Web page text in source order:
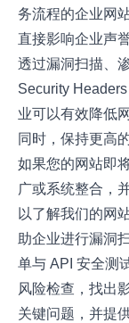
务流程的企业网
直接影响企业声
透过漏洞扫描、
Security
业可以有效降低
同时，保持更高
如果您的网站即
广或系统整合，
以了解我们的网
助企业进行漏洞
单与 API 安全测
风险检查，找出
关键问题，并提